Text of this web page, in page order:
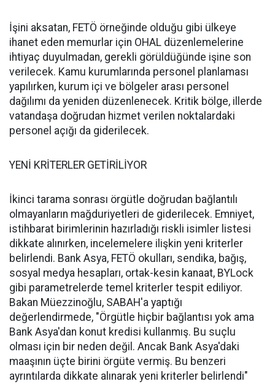
İşini aksatan, FETÖ örneğinde olduğu gibi ülkeye
ihanet eden memurlar için OHAL düzenlemelerine
ihtiyaç duyulmadan, gerekli görüldüğünde işine son
verilecek. Kamu kurumlarında personel planlaması
yapılırken, kurum içi ve bölgeler arası personel
dağılımı da yeniden düzenlenecek. Kritik bölge, illerde
vatandaşa doğrudan hizmet verilen noktalardaki
personel açığı da giderilecek.
YENİ KRİTERLER GETİRİLİYOR
İkinci tarama sonrası örgütle doğrudan bağlantılı
olmayanların mağduriyetleri de giderilecek. Emniyet,
istihbarat birimlerinin hazırladığı riskli isimler listesi
dikkate alınırken, incelemelere ilişkin yeni kriterler
belirlendi. Bank Asya, FETÖ okulları, sendika, bağış,
sosyal medya hesapları, ortak-kesin kanaat, BYLock
gibi parametrelerde temel kriterler tespit ediliyor.
Bakan Müezzinoğlu, SABAH'a yaptığı
değerlendirmede, "Örgütle hiçbir bağlantısı yok ama
Bank Asya'dan konut kredisi kullanmış. Bu suçlu
olması için bir neden değil. Ancak Bank Asya'daki
maaşının üçte birini örgüte vermiş. Bu benzeri
ayrıntılarda dikkate alınarak yeni kriterler belirlendi"